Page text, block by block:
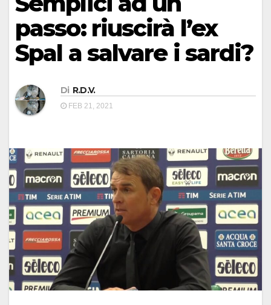
passo: riuscirà l’ex
Spal a salvare i sardi?
Di R.D.V.
FEB 21, 2021